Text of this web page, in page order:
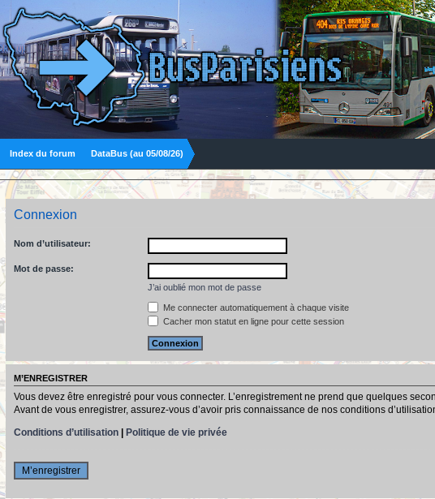
Index du forum DataBus (au 05/08/26)
Connexion
Nom d’utilisateur:
Mot de passe:
J’ai oublié mon mot de passe
Me connecter automatiquement à chaque visite
Cacher mon statut en ligne pour cette session
M’ENREGISTRER
Vous devez être enregistré pour vous connecter. L’enregistrement ne prend que quelques
Avant de vous enregistrer, assurez-vous d’avoir pris connaissance de nos conditions
Conditions d’utilisation
Politique de vie privée
M’enregistrer